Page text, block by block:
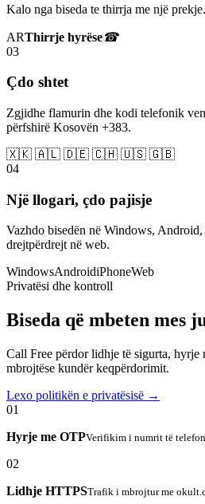
Kalo nga biseda te thirrja me një prekje.
ARThirrje hyrëse☎
03
Çdo shtet
Zgjidhe flamurin dhe kodi telefonik
përfshirë Kosovën +383.
🇽🇰 🇦🇱 🇩🇪 🇨🇭 🇺🇸 🇬🇧
04
Një llogari, çdo pajisje
Vazhdo bisedën në Windows,
drejtpërdrejt në web.
WindowsAndroidiPhoneWeb
Privatësi dhe kontroll
Biseda që mbeten mes
Call Free përdor lidhje të sigurta,
mbrojtëse kundër keqpërdorimit.
Lexo politikën e privatësisë →
01
Hyrje me OTPVerifikim i numrit të
02
Lidhje HTTPSTrafik i mbrojtur me